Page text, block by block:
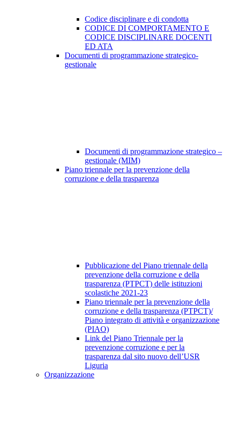
Codice disciplinare e di condotta
CODICE DI COMPORTAMENTO E
CODICE DISCIPLINARE DOCENTI
ED ATA
Documenti di programmazione strategico-
gestionale
Documenti di programmazione strategico –
gestionale (MIM)
Piano triennale per la prevenzione della
corruzione e della trasparenza
Pubblicazione del Piano triennale della
prevenzione della corruzione e della
trasparenza (PTPCT) delle istituzioni
scolastiche 2021-23
Piano triennale per la prevenzione della
corruzione e della trasparenza (PTPCT)/
Piano integrato di attività e organizzazione
(PIAO)
Link del Piano Triennale per la
prevenzione corruzione e per la
trasparenza dal sito nuovo dell’USR
Liguria
Organizzazione